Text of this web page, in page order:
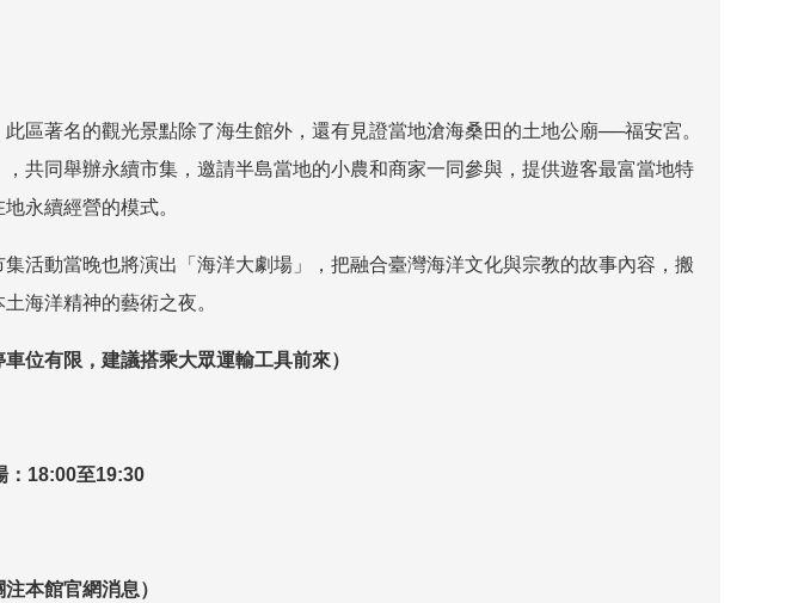
區著名的觀光景點除了海生館外，還有見證當地滄海桑田的土地公廟──福安宮。
共同舉辦永續市集，邀請半島當地的小農和商家一同參與，提供遊客最富當地特
永續經營的模式。
活動當晚也將演出「海洋大劇場」，把融合臺灣海洋文化與宗教的故事內容，搬
海洋精神的藝術之夜。
位有限，建議搭乘大眾運輸工具前來）
18:00至19:30
本館官網消息）